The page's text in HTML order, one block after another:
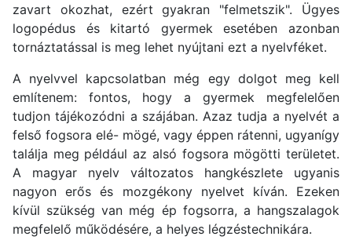
zavart okozhat, ezért gyakran "felmetszik". Ügyes
logopédus és kitartó gyermek esetében azonban
tornáztatással is meg lehet nyújtani ezt a nyelvféket.
A nyelvvel kapcsolatban még egy dolgot meg kell
említenem: fontos, hogy a gyermek megfelelően
tudjon tájékozódni a szájában. Azaz tudja a nyelvét a
felső fogsora elé- mögé, vagy éppen rátenni, ugyanígy
találja meg például az alsó fogsora mögötti területet.
A magyar nyelv változatos hangkészlete ugyanis
nagyon erős és mozgékony nyelvet kíván. Ezeken
kívül szükség van még ép fogsorra, a hangszalagok
megfelelő működésére, a helyes légzéstechnikára.